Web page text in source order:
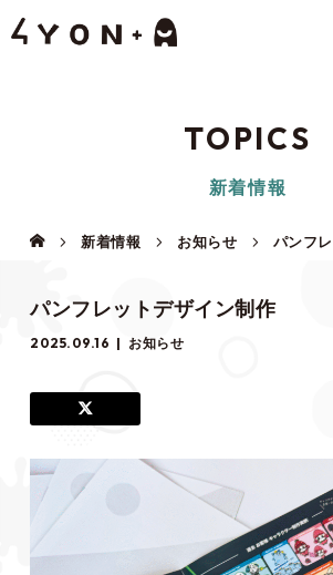
TOPICS
新着情報
新着情報 お知らせ パンフ
パンフレットデザイン制作
2025.09.16 お知らせ